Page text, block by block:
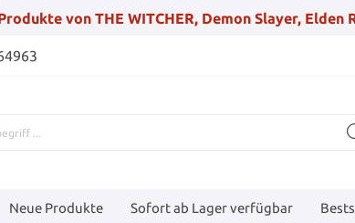
von THE WITCHER, Demon Slayer, Elden
Neue Produkte Sofort ab Lager verfügbar